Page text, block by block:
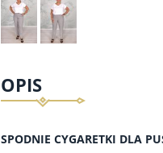
OPIS
SPODNIE CYGARETKI DLA